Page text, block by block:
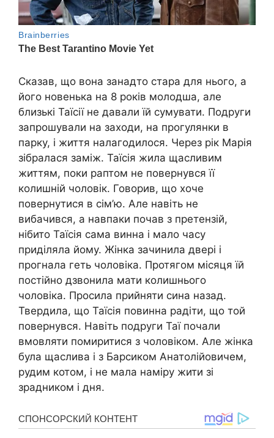
Сказав, що вона занадто стара для нього, а
його новенька на 8 років молодша, але
близькі Таїсії не давали їй сумувати. Подруги
запрошували на заходи, на прогулянки в
парку, і життя налагодилося. Через рік Марія
зібралася заміж. Таїсія жила щасливим
життям, поки раптом не повернувся її
колишній чоловік. Говорив, що хоче
повернутися в сім’ю. Але навіть не
вибачився, а навпаки почав з претензій,
нібито Таїсія сама винна і мало часу
приділяла йому. Жінка зачинила двері і
прогнала геть чоловіка. Протягом місяця їй
постійно дзвонила мати колишнього
чоловіка. Просила прийняти сина назад.
Твердила, що Таїсія повинна радіти, що той
повернувся. Навіть подруги Таї почали
вмовляти помиритися з чоловіком. Але жінка
була щаслива і з Барсиком Анатолійовичем,
рудим котом, і не мала наміру жити зі
зрадником і дня.